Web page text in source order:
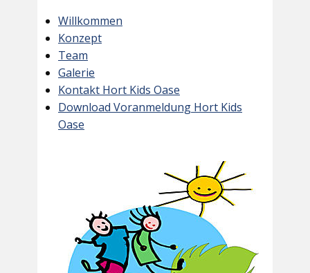
Willkommen
Konzept
Team
Galerie
Kontakt Hort Kids Oase
Download Voranmeldung Hort Kids
Oase